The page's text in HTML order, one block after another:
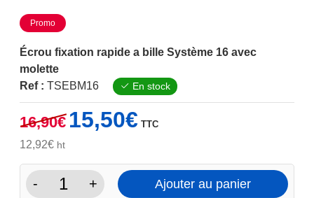
Promo
Écrou fixation rapide a bille Système 16 avec
molette
Ref : TSEBM16 En stock
16,90€
Le
prix
16,90€.
15,50€prix
15,50€.
TTC
12,92€ht
-
quantité
+ Ajouter au panier